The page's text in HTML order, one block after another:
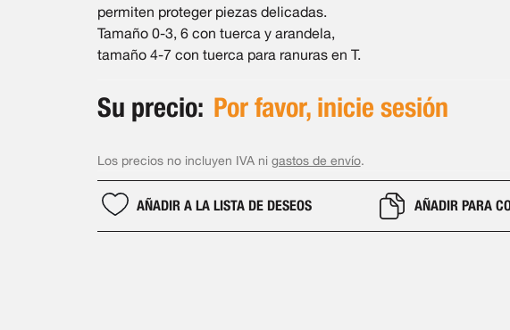
permiten proteger piezas delicadas.
Tamaño 0-3, 6 con tuerca y arandela,
tamaño 4-7 con tuerca para ranuras en T.
Su precio: Por favor, inicie sesión
Los precios no incluyen IVA ni gastos de envío.
AÑADIR A LA LISTA DE DESEOS AÑADIR PARA